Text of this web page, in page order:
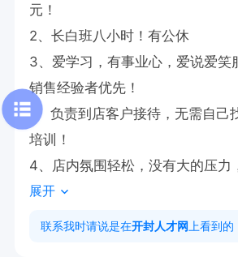
元！
2、长白班八小时！有公休
3、爱学习，有事业心，爱说爱笑
销售经验者优先！
负责到店客户接待，无需自
培训！
4、店内氛围轻松，没有大的压力
店长！
展开
联系我时请说是在开封人才网 上看到的